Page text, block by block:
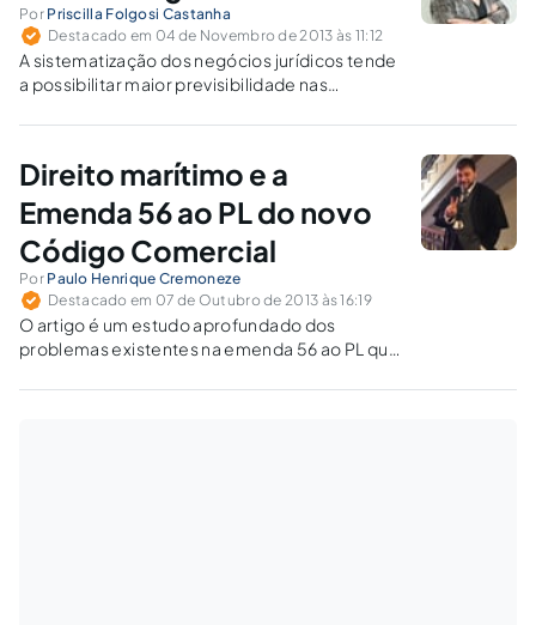
Por Priscilla Folgosi Castanha
Destacado em 04 de Novembro de 2013 às 11:12
A sistematização dos negócios jurídicos tende
a possibilitar maior previsibilidade nas
das empresas.
Direito marítimo e a
Emenda 56 ao PL do novo
Código Comercial
Por Paulo Henrique Cremoneze
Destacado em 07 de Outubro de 2013 às 16:19
O artigo é um estudo aprofundado dos
problemas existentes na emenda 56 ao PL que
livro "Direito Marítimo". A emenda é